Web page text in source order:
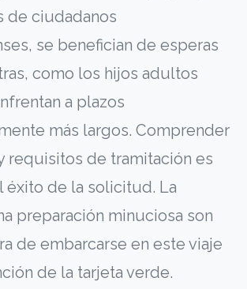
de ciudadanos
se benefician de esperas
como los hijos adultos
a plazos
más largos. Comprender
requisitos de tramitación es
éxito de la solicitud. La
preparación minuciosa son
de embarcarse en este viaje
de la tarjeta verde.